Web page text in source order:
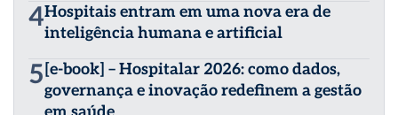
4Hospitais entram em uma nova era de
inteligência humana e artificial
5 [e-book] – Hospitalar 2026: como dados,
governança e inovação redefinem a gestão